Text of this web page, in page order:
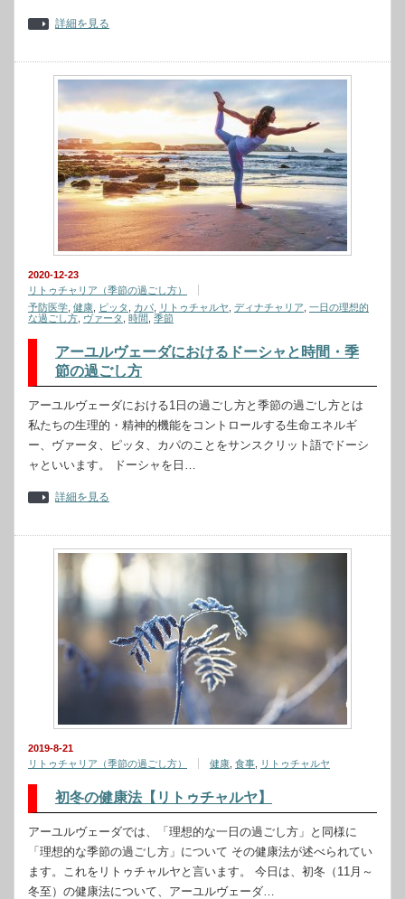
詳細を見る
2020-12-23
リトゥチャリア（季節の過ごし方）
予防医学 健康 ピッタ カパ リトゥチャルヤ ディナチャリア 一日の理想的
な過ごし方 ヴァータ 時間 季節
アーユルヴェーダにおけるドーシャと時間・季
節の過ごし方
アーユルヴェーダにおける1日の過ごし方と季節の過ごし方とは
私たちの生理的・精神的機能をコントロールする生命エネルギ
ー、ヴァータ、ピッタ、カパのことをサンスクリット語でドーシ
ャといいます。 ドーシャを日…
詳細を見る
2019-8-21
リトゥチャリア（季節の過ごし方）
健康 食事 リトゥチャルヤ
初冬の健康法【リトゥチャルヤ】
アーユルヴェーダでは、「理想的な一日の過ごし方」と同様に
「理想的な季節の過ごし方」について その健康法が述べられてい
ます。これをリトゥチャルヤと言います。 今日は、初冬（11月～
冬至）の健康法について、アーユルヴェーダ…